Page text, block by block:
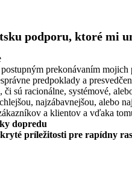
podporu, ktoré mi
prekonávaním mojich
predpoklady a
sú racionálne, systémové,
najzábavnejšou, alebo
a klientov a vďaka
dopredu
príležitosti pre rapídny